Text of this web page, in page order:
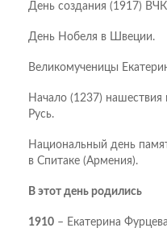
День создания (1917)
День Нобеля в Швеции.
Великомученицы
Начало (1237) нашествия
Русь.
Национальный день
в Спитаке (Армения).
В этот день родились
1910 – Екатерина